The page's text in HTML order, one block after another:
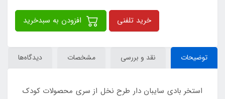
خرید تلفنی
توضیحات نقد و بررسی مشخصات دیدگاه‌ها
استخر بادی سایبان دار طرح نخل از سری محصولات کودک